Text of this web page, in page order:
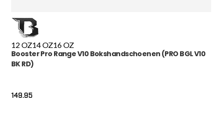
12 OZ14 OZ16 OZ
Booster Pro Range V10 Bokshandschoenen (PRO BGL V10
BK RD)
149.95